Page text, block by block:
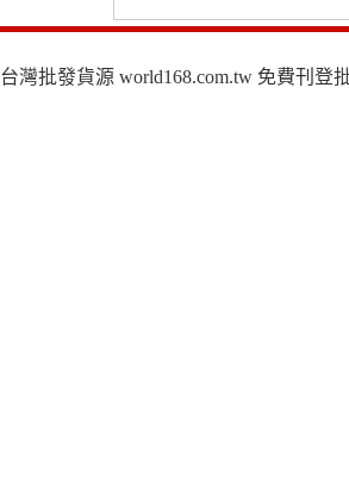
台灣批發貨源 world168.com.tw 免費刊登